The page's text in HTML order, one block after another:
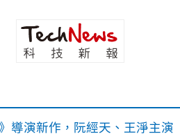
導演新作，阮經天、王淨主演